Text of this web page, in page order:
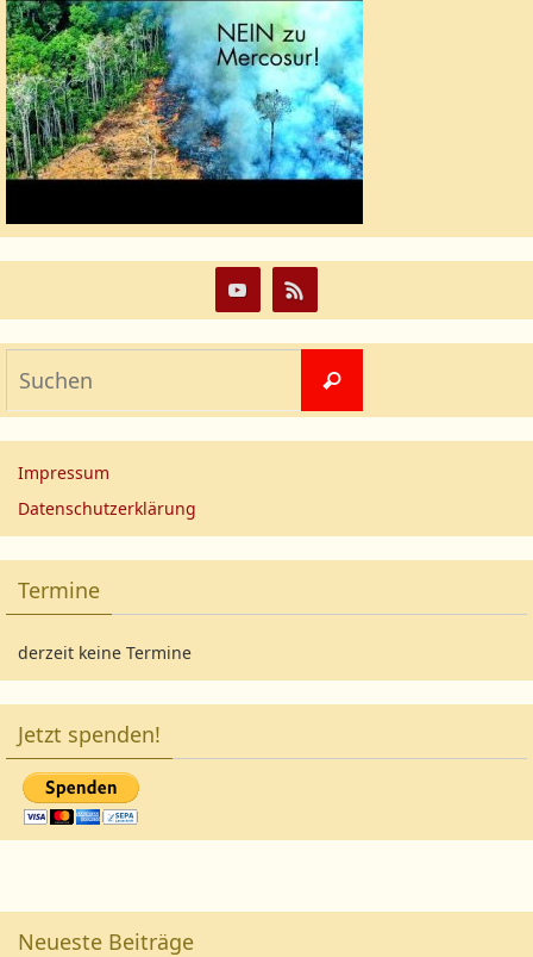
Impressum
Datenschutzerklärung
Termine
derzeit keine Termine
Jetzt spenden!
Neueste Beiträge